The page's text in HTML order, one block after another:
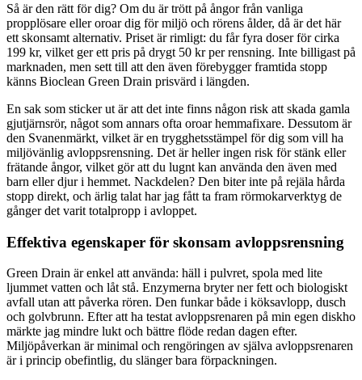
Så är den rätt för dig? Om du är trött på ångor från vanliga
propplösare eller oroar dig för miljö och rörens ålder, då är det här
ett skonsamt alternativ. Priset är rimligt: du får fyra doser för cirka
199 kr, vilket ger ett pris på drygt 50 kr per rensning. Inte billigast på
marknaden, men sett till att den även förebygger framtida stopp
känns Bioclean Green Drain prisvärd i längden.
En sak som sticker ut är att det inte finns någon risk att skada gamla
gjutjärnsrör, något som annars ofta oroar hemmafixare. Dessutom är
den Svanenmärkt, vilket är en trygghetsstämpel för dig som vill ha
miljövänlig avloppsrensning. Det är heller ingen risk för stänk eller
frätande ångor, vilket gör att du lugnt kan använda den även med
barn eller djur i hemmet. Nackdelen? Den biter inte på rejäla hårda
stopp direkt, och ärlig talat har jag fått ta fram rörmokarverktyg de
gånger det varit totalpropp i avloppet.
Effektiva egenskaper för skonsam avloppsrensning
Green Drain är enkel att använda: häll i pulvret, spola med lite
ljummet vatten och låt stå. Enzymerna bryter ner fett och biologiskt
avfall utan att påverka rören. Den funkar både i köksavlopp, dusch
och golvbrunn. Efter att ha testat avloppsrenaren på min egen diskho
märkte jag mindre lukt och bättre flöde redan dagen efter.
Miljöpåverkan är minimal och rengöringen av själva avloppsrenaren
är i princip obefintlig, du slänger bara förpackningen.